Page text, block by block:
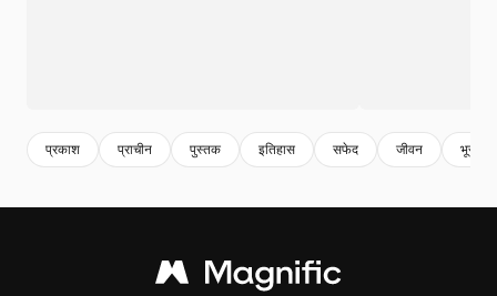
प्रकाश प्राचीन पुस्तक इतिहास सफेद जीवन भूरा